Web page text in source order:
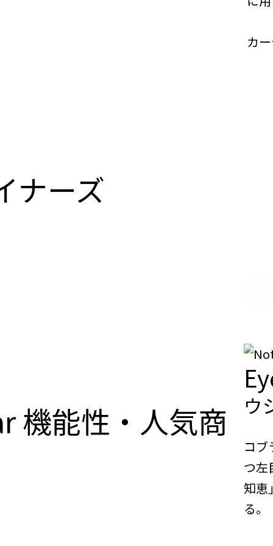
カ
ウ
コ
つ左
知恵
る。
ナーズ
機能性・人気商